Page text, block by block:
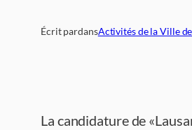
Écrit pardansActivités de la Ville
La candidature de